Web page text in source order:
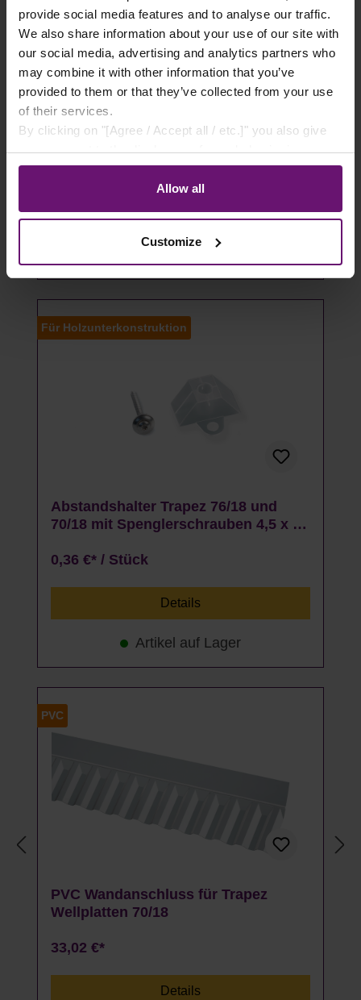
provide social media features and to analyse our traffic.
We also share information about your use of our site with
our social media, advertising and analytics partners who
may combine it with other information that you’ve
provided to them or that they’ve collected from your use
of their services.
By clicking on "[Agree / Accept all / etc.]" you also give
your consent to the disclosure of your behavior in our
store to our partner, shopware AG (Ebbinghoff 10, 48624
Schöppingen, Germany), which cannot assign this data
to you personally, but may process it for its own
Allow all
Customize
Stufenbohrer aus HSS-Stahl für
Wellplatten
Details
Für Holzunterkonstruktion
Abstandshalter Trapez 76/18 und
70/18 mit Spenglerschrauben 4,5 x 45
0,36 €* / Stück
Details
Artikel auf Lager
PVC
PVC Wandanschluss für Trapez
Wellplatten 70/18
33,02 €*
Details